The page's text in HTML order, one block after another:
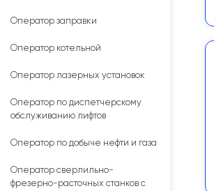
Оператор заправки
Оператор котельной
Оператор лазерных установок
Оператор по диспетчерскому
обслуживанию лифтов
Оператор по добыче нефти и газа
Оператор сверлильно-
фрезерно-расточных станков с